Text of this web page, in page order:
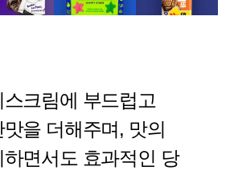
크림에 부드럽고
을 더해주며, 맛의
면서도 효과적인 당